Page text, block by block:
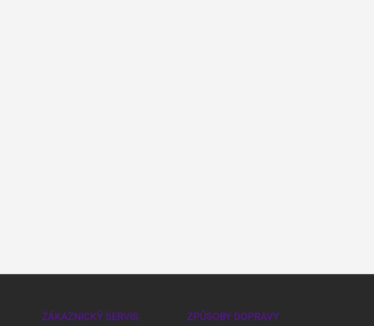
ZÁKAZNICKÝ SERVIS ZPŮSOBY DOPRAVY